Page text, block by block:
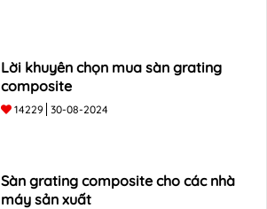
Lời khuyên chọn mua sàn grating
composite
14229 30-08-2024
Sàn grating composite cho các nhà
máy sản xuất